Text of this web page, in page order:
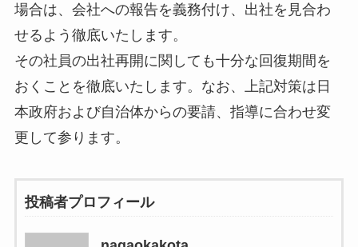
場合は、会社への報告を義務付け、出社を見合わ
せるよう徹底いたします。
その社員の出社再開に関しても十分な回復期間を
おくことを徹底いたします。なお、上記対策は日
本政府および自治体からの要請、指導に合わせ変
更して参ります。
投稿者プロフィール